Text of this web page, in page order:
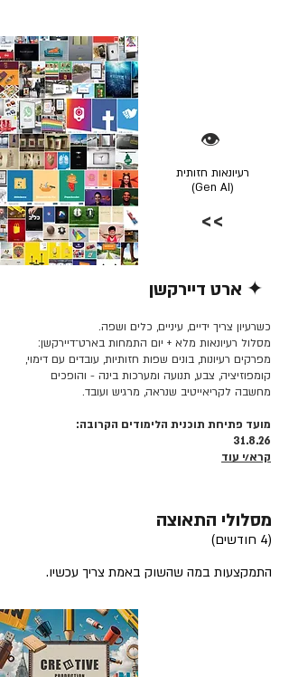
👁️
רעיונאות חזותית
(Gen AI)
>>
✦ ארט דיירקשן
כשרעיון צריך ידיים, עיניים, כלים ושפה.
מסלול רעיונאות מלא + יום התמחות בארט־דיירקשן:
מפרקים רעיונות, בונים שפות חזותיות, עובדים עם דימוי,
קומפוזיציה, צבע, תנועה ומערכות בינה - והופכים
מחשבה לקריאייטיב שנראה, מרגיש ועובד.
מועד פתיחת תוכנית הלימודים הקרובה:
31.8.26
קרא/י עוד
מסלולי התאוצה
(4 חודשים)
התמקצעות במה שהשוק באמת צריך עכשיו.